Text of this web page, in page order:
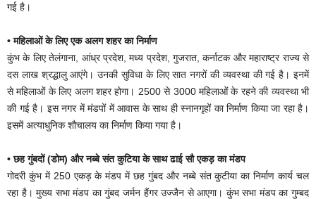
गई है।
• महिलाओं के लिए एक अलग शहर का निर्माण
कुंभ के लिए तेलंगाना, आंध्र प्रदेश, मध्य प्रदेश, गुजरात, कर्नाटक और महाराष्ट्र राज्य से
दस लाख श्रद्धालु आएंगे। उनकी सुविधा के लिए सात नगरों की व्यवस्था की गई है। इनमें
से महिलाओं के लिए अलग शहर होगा। 2500 से 3000 महिलाओं के रहने की व्यवस्था भी
की गई है। इस नगर में मंडपों में आवास के साथ ही स्नानगृहों का निर्माण किया जा रहा है।
इसमें अत्याधुनिक शौचालय का निर्माण किया गया है।
• छह गुंबदों (डोम) और नब्बे संत कुटिया के साथ ढाई सौ एकड़ का मंडप
गोदरी कुंभ में 250 एकड़ के मंडप में छह गुंबद और नब्बे संत कुटीया का निर्माण कार्य चल
रहा है। मुख्य सभा मंडप का गुंबद जर्मन हैंगर उज्जैन से आएगा। कुंभ सभा मंडप का गुम्बद